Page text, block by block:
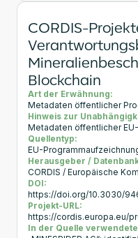
CORDIS-
Blockchain
Art der Erwähnung:
Metadaten öffentlicher
Hinweis zur
Metadaten öffentlicher
Quellentyp:
EU-
Herausgeber /
CORDIS / Europäische
DOI:
https://doi.org/10.3030/
Projekt-URL:
https://cordis.europa.eu/
In der Quelle